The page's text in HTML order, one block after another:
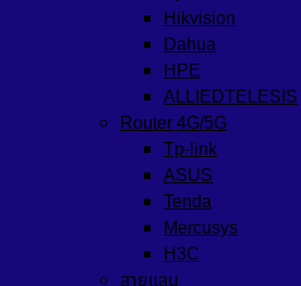
Hikvision
Dahua
HPE
ALLIEDTELESIS
Router 4G/5G
Tp-link
ASUS
Tenda
Mercusys
H3C
สายแลน